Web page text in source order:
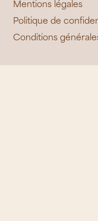
Mentions légales
Politique de
Conditions